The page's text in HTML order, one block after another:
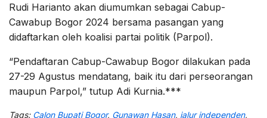
Rudi Harianto akan diumumkan sebagai Cabup-
Cawabup Bogor 2024 bersama pasangan yang
didaftarkan oleh koalisi partai politik (Parpol).
“Pendaftaran Cabup-Cawabup Bogor dilakukan pada
27-29 Agustus mendatang, baik itu dari perseorangan
maupun Parpol,” tutup Adi Kurnia.***
Tags: Calon Bupati Bogor, Gunawan Hasan, jalur independen,